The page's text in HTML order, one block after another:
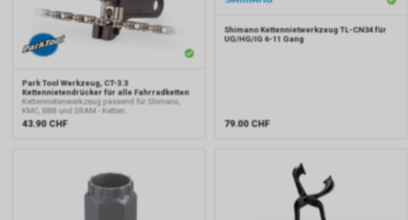
Park Tool Werkzeug, CT-3.3
Kettennietendrücker für alle Fahrradketten
Kettennietenwerkzeug passend für Shimano,
KMC, BBB und SRAM - Ketten.
43.90 CHF
Shimano Kettennietwerkzeug TL-CN34 für
UG/HG/IG 6-11 Gang
79.00 CHF